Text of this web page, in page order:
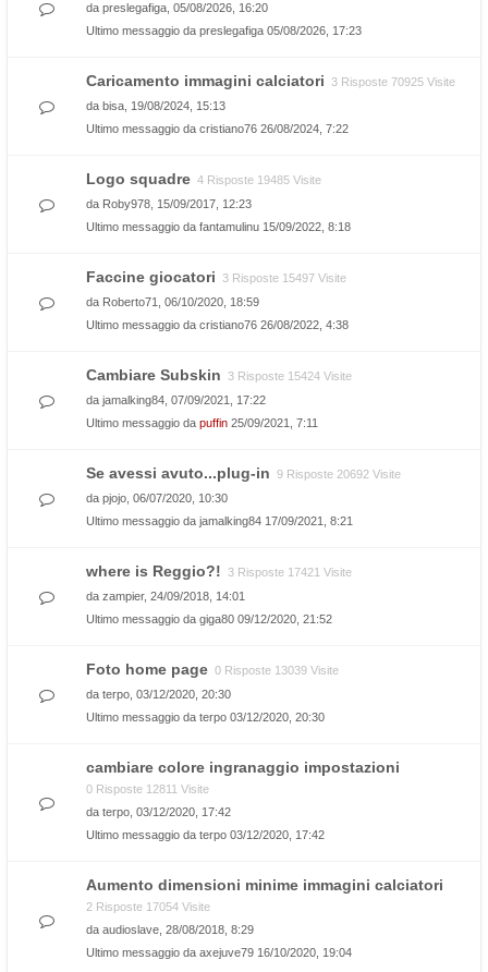
da preslegafiga , 05/08/2026, 16:20
Ultimo messaggio da preslegafiga 05/08/2026, 17:23
Caricamento immagini calciatori 3 Risposte 70925 Visite
da bisa , 19/08/2024, 15:13
Ultimo messaggio da cristiano76 26/08/2024, 7:22
Logo squadre 4 Risposte 19485 Visite
da Roby978 , 15/09/2017, 12:23
Ultimo messaggio da fantamulinu 15/09/2022, 8:18
Faccine giocatori 3 Risposte 15497 Visite
da Roberto71
, 06/10/2020, 18:59
Ultimo messaggio da cristiano76 26/08/2022, 4:38
Cambiare Subskin 3 Risposte 15424 Visite
da jamalking84 , 07/09/2021, 17:22
Ultimo messaggio da puffin 25/09/2021, 7:11
Se avessi avuto...plug-in 9 Risposte 20692 Visite
da pjojo , 06/07/2020, 10:30
Ultimo messaggio da jamalking84 17/09/2021, 8:21
where is Reggio?! 3 Risposte 17421 Visite
da zampier, 24/09/2018, 14:01
Ultimo messaggio da giga80 09/12/2020, 21:52
Foto home page 0 Risposte 13039 Visite
da terpo , 03/12/2020, 20:30
Ultimo messaggio da terpo 03/12/2020, 20:30
cambiare colore ingranaggio impostazioni
0 Risposte 12811 Visite
da terpo , 03/12/2020, 17:42
Ultimo messaggio da terpo 03/12/2020, 17:42
Aumento dimensioni minime immagini calciatori
2 Risposte 17054 Visite
da audioslave , 28/08/2018, 8:29
Ultimo messaggio da axejuve79 16/10/2020, 19:04